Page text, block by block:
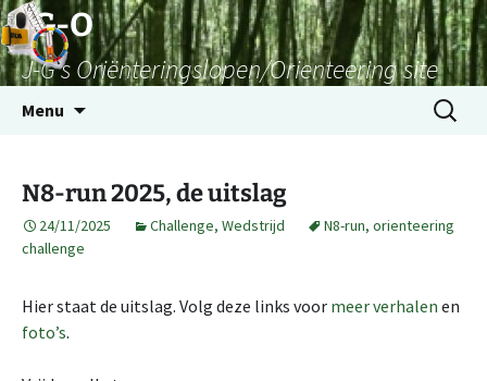
Skip
to
content
JG-O
J-G's Oriënteringslopen/Orienteering site
Menu
Search
for:
N8-run 2025, de uitslag
24/11/2025 Challenge, Wedstrijd N8-run, orienteering
challenge
Hier staat de uitslag. Volg deze links voor meer verhalen en
foto’s.